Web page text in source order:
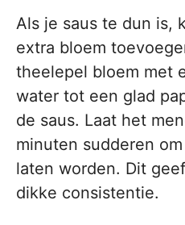
Als je saus te dun is,
extra bloem
theelepel bloem met
water tot een glad
de saus. Laat het
minuten sudderen
laten worden. Dit
dikke consistentie.